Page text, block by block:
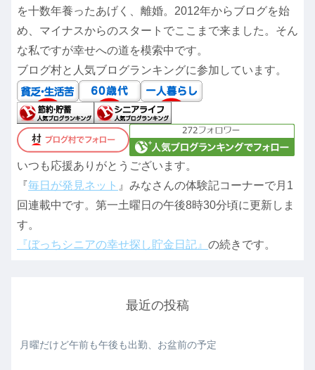
を十数年養ったあげく、離婚。2012年からブログを始
め、マイナスからのスタートでここまで来ました。そん
な私ですが幸せへの道を模索中です。
ブログ村と人気ブログランキングに参加しています。
いつも応援ありがとうございます。
『毎日が発見ネット 』みなさんの体験記コーナーで月1
回連載中です。第一土曜日の午後8時30分頃に更新しま
す。
『ぼっちシニアの幸せ探し貯金日記』 の続きです。
最近の投稿
月曜だけど午前も午後も出勤、お盆前の予定